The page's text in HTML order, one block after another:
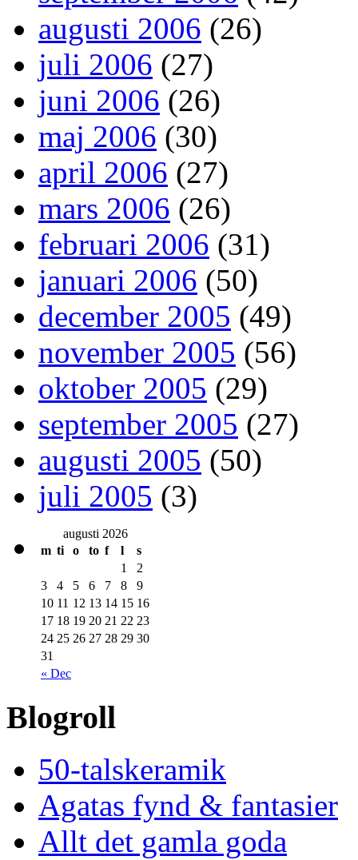
augusti 2006 (26)
juli 2006 (27)
juni 2006 (26)
maj 2006 (30)
april 2006 (27)
mars 2006 (26)
februari 2006 (31)
januari 2006 (50)
december 2005 (49)
november 2005 (56)
oktober 2005 (29)
september 2005 (27)
augusti 2005 (50)
juli 2005 (3)
augusti 2026
m ti o to f l s
« Dec
1
2
3
4 5 6 7 8
9
10 11 12 13 14 15 16
17 18 19 20 21 22 23
24 25 26 27 28 29 30
31
Blogroll
50-talskeramik
Agatas fynd & fantasier
Allt det gamla goda